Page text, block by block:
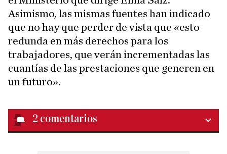
Asimismo, las mismas fuentes han indicado
que no hay que perder de vista que «esto
redunda en más derechos para los
trabajadores, que verán incrementadas las
cuantías de las prestaciones que generen en
un futuro».
2 comentarios